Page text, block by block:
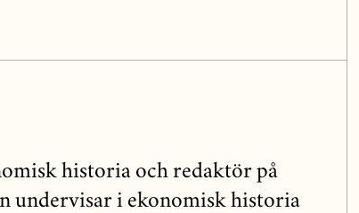
historia och re­daktör på
undervisar i ekonomisk historia